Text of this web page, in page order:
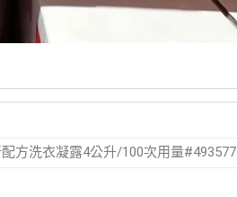
配方洗衣凝露4公升/100次用量#493577